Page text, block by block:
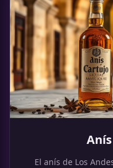
El anís de Los